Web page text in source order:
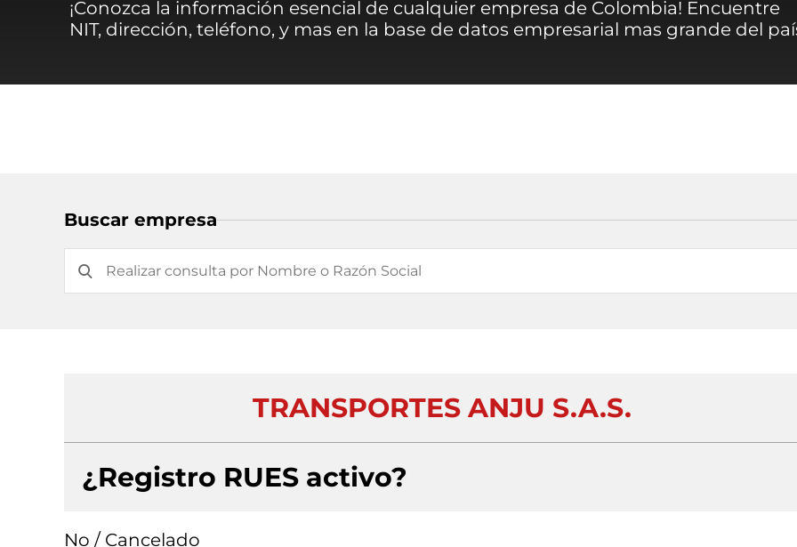
¡Conozca la información esencial de cualquier empresa de Colombia! Encuentre
NIT, dirección, teléfono, y mas en la base de datos empresarial mas grande del
Buscar empresa
TRANSPORTES ANJU S.A.S.
¿Registro RUES activo?
No / Cancelado